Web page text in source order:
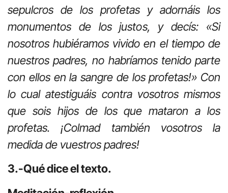
sepulcros de los profetas y adornáis los
monumentos de los justos, y decís: «Si
nosotros hubiéramos vivido en el tiempo de
nuestros padres, no habríamos tenido parte
con ellos en la sangre de los profetas!» Con
lo cual atestiguáis contra vosotros mismos
que sois hijos de los que mataron a los
profetas. ¡Colmad también vosotros la
medida de vuestros padres!
3.-Qué dice el texto.